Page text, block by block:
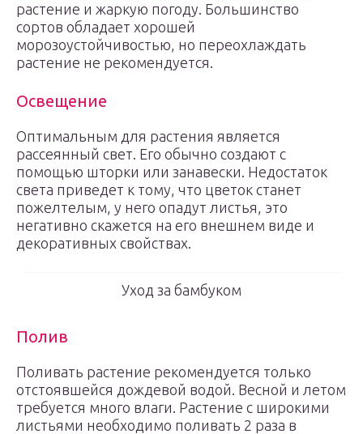
растение и жаркую погоду. Большинство
сортов обладает хорошей
морозоустойчивостью, но переохлаждать
растение не рекомендуется.
Освещение
Оптимальным для растения является
рассеянный свет. Его обычно создают с
помощью шторки или занавески. Недостаток
света приведет к тому, что цветок станет
пожелтелым, у него опадут листья, это
негативно скажется на его внешнем виде и
декоративных свойствах.
Уход за бамбуком
Полив
Поливать растение рекомендуется только
отстоявшейся дождевой водой. Весной и летом
требуется много влаги. Растение с широкими
листьями необходимо поливать 2 раза в